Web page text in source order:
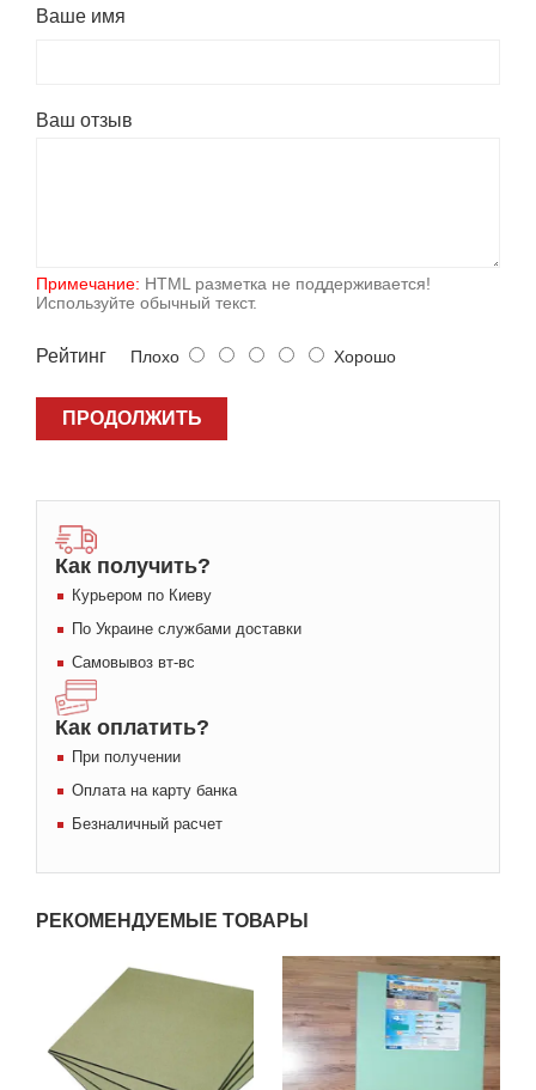
Ваше имя
Ваш отзыв
Примечание: HTML разметка не поддерживается!
Используйте обычный текст.
Рейтинг Плохо Хорошо
ПРОДОЛЖИТЬ
Как получить?
Курьером по Киеву
По Украине службами доставки
Самовывоз вт-вс
Как оплатить?
При получении
Оплата на карту банка
Безналичный расчет
РЕКОМЕНДУЕМЫЕ ТОВАРЫ